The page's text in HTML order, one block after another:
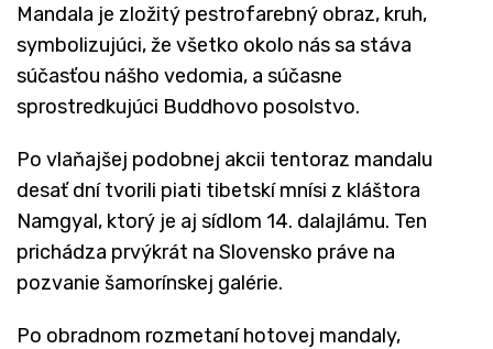
Mandala je zložitý pestrofarebný obraz, kruh,
symbolizujúci, že všetko okolo nás sa stáva
súčasťou nášho vedomia, a súčasne
sprostredkujúci Buddhovo posolstvo.
Po vlaňajšej podobnej akcii tentoraz mandalu
desať dní tvorili piati tibetskí mnísi z kláštora
Namgyal, ktorý je aj sídlom 14. dalajlámu. Ten
prichádza prvýkrát na Slovensko práve na
pozvanie šamorínskej galérie.
Po obradnom rozmetaní hotovej mandaly,